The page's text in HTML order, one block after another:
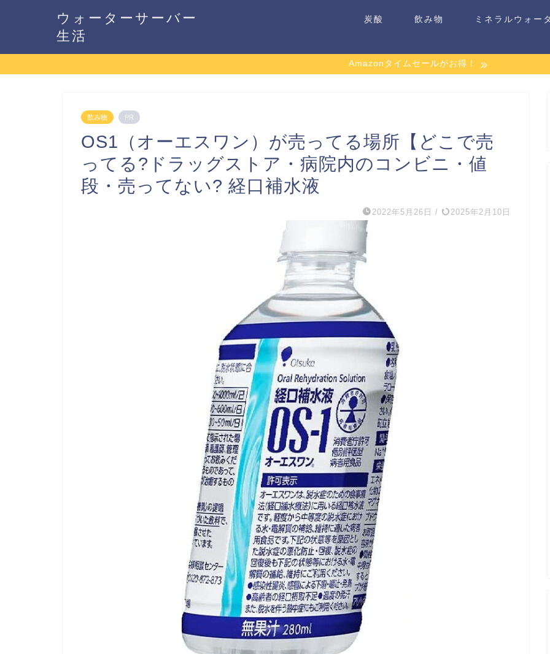
ウォーターサーバー
生活
炭酸 飲み物 ミネラルウォー
Amazonタイムセールがお得！
飲み物 PR
OS1（オーエスワン）が売ってる場所【どこで売
ってる?ドラッグストア・病院内のコンビニ・値
段・売ってない? 経口補水液
2022年5月26日 / 2025年2月10日